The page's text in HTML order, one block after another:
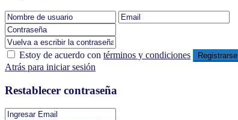
Estoy de acuerdo con términos y condiciones Registrarse
Atrás para iniciar sesión
Restablecer contraseña